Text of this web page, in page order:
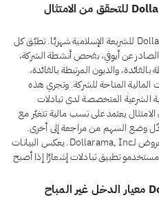
كم مرة تُراجَع Dollarama, Inc. DOL للتحقق من الامتثال
تراجع تبادلات امتثال Dollarama, Inc. DOL للشريعة الإسلامية شهريًا. تطبّق كل
مراجعة منهجية المعيار الشرعي رقم 21 الصادر عن أيوفي، بفحص أنشطة الشركة،
والديون المرتبطة بالفائدة،
المالية المتاحة للشركة. وتجري هذه
الشرعية المتخصصة لدى تبادلات
الامتثال يعتمد على نسب مالية تتغيّر مع
وضع السهم من مراجعة إلى أخرى.
ويضمن الفحص الشهري أن الوضع المعروض لـDollarama, Inc. يعكس البيانات
مستخدمو تطبيق تبادلات إشعارًا إذا أصبح
هل يجتاز Dollarama, Inc. DOL معيار الدخل غير المباح